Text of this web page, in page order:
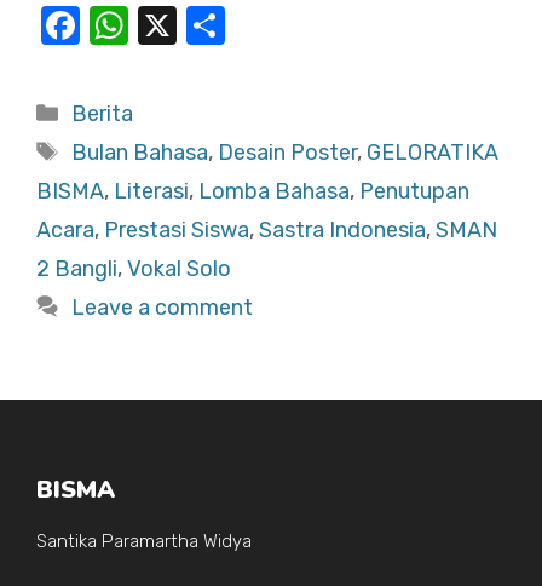
F
c
e
b
o
o
k
W
at
s
A
p
p
X
e
Categories
Berita
Tags
Bulan Bahasa, Desain Poster, GELORATIKA
BISMA, Literasi, Lomba Bahasa, Penutupan
Acara, Prestasi Siswa,Sastra Indonesia,SMAN
2 Bangli,Vokal Solo
Leave a comment
BISMA
Santika Paramartha Widya